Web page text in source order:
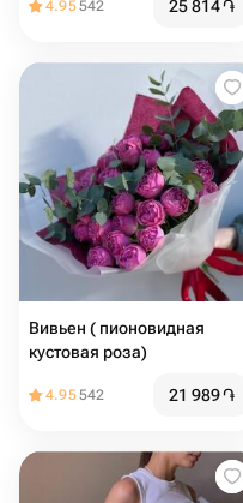
4.95542 25 814֏
Вивьен ( пионовидная
кустовая роза)
4.95542 21 989֏